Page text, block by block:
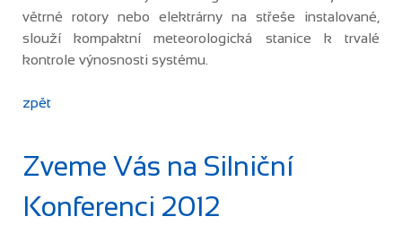
větrné rotory nebo elektrárny na střeše instalované,
slouží kompaktní meteorologická stanice k trvalé
kontrole výnosnosti systému.
zpět
Zveme Vás na Silniční
Konferenci 2012